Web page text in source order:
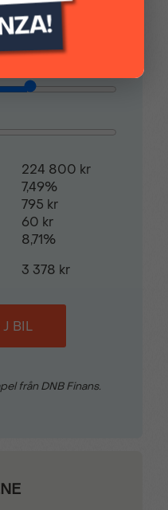
kr
224 800 kr
7,49%
795 kr
60 kr
8,71%
3 378 kr
BIL
från DNB Finans.